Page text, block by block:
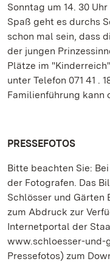
Sonntag um 14. 30
Spaß geht es durchs
schon mal sein, dass
der jungen
Plätze im
unter Telefon 071 41 .
Familienführung kann
PRESSEFOTOS
Bitte beachten Sie:
der Fotografen. Das
Schlösser und Gärten
zum Abdruck zur
Internetportal der
www.schloesser-und-
Pressefotos) zum